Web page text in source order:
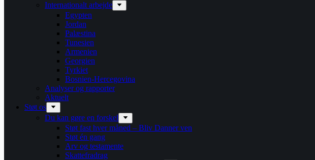
Internationalt arbejde
Egypten
Jordan
Palæstina
Tunesien
Armenien
Georgien
Tyrkiet
Bosnien-Hercegovina
Analyser og rapporter
Aktuelt
Støt os
Du kan gøre en forskel
Støt fast hver måned – Bliv Danner ven
Støt én gang
Arv og testamente
Skattefradrag